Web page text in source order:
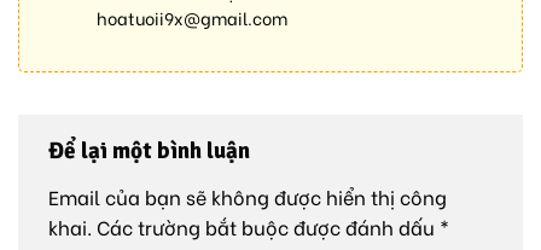
hoatuoii9x@gmail.com
Để lại một bình luận
Email của bạn sẽ không được hiển thị công
khai. Các trường bắt buộc được đánh dấu *